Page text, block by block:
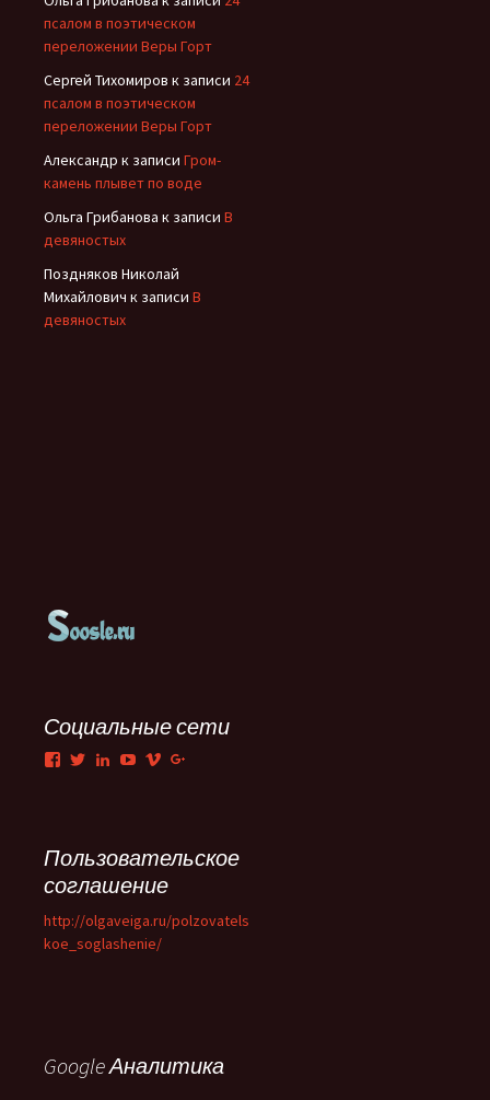
псалом в поэтическом
переложении Веры Горт
Сергей Тихомиров к записи 24
псалом в поэтическом
переложении Веры Горт
Александр к записи Гром-
камень плывет по воде
Ольга Грибанова к записи В
девяностых
Поздняков Николай
Михайлович к записи В
девяностых
Социальные сети
Facebook
TwitterLinkedIn
YouTube
Vimeo
Пользовательское
соглашение
http://olgaveiga.ru/polzovatels
koe_soglashenie/
Google Аналитика